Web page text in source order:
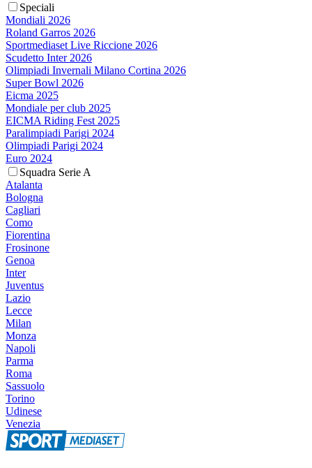
Speciali
Mondiali 2026
Roland Garros 2026
Sportmediaset Live Riccione 2026
Scudetto Inter 2026
Olimpiadi Invernali Milano Cortina 2026
Super Bowl 2026
Eicma 2025
Mondiale per club 2025
EICMA Riding Fest 2025
Paralimpiadi Parigi 2024
Olimpiadi Parigi 2024
Euro 2024
Squadra Serie A
Atalanta
Bologna
Cagliari
Como
Fiorentina
Frosinone
Genoa
Inter
Juventus
Lazio
Lecce
Milan
Monza
Napoli
Parma
Roma
Sassuolo
Torino
Udinese
Venezia